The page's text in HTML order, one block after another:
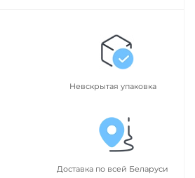
Невскрытая упаковка
Доставка по всей Беларуси